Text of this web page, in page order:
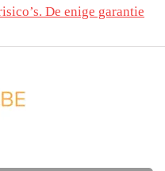
De enige garantie